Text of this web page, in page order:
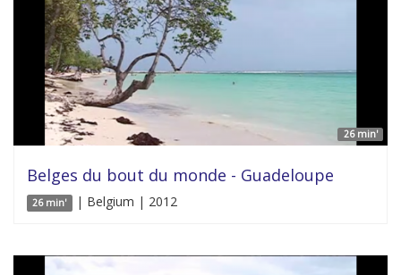
26 min'
Belges du bout du monde - Guadeloupe
26 min' | Belgium | 2012